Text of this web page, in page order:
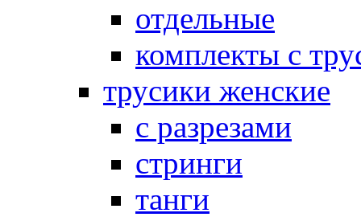
отдельные
комплекты с
трусики женские
с разрезами
стринги
танги